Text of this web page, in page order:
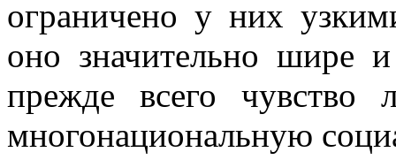
ограничено у них
оно значительно шире
прежде всего
многонациональную